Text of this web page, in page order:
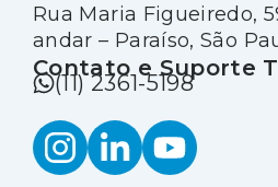
Rua Maria Figueiredo,
andar – Paraíso, São
Contato e Suporte
(11) 2361-5198